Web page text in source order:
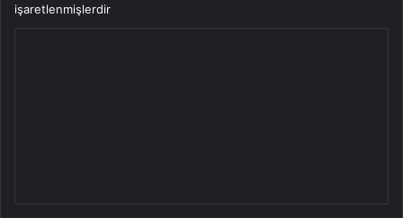
işaretlenmişlerdir